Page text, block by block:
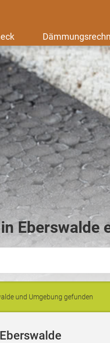
Eberswalde
und Umgebung gefunden